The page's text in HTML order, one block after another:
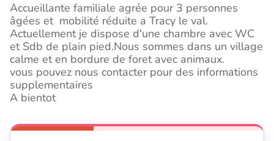
Accueillante familiale agrée pour 3 personnes
âgées et mobilité réduite a Tracy le val.
Actuellement je dispose d'une chambre avec WC
et Sdb de plain pied.Nous sommes dans un village
calme et en bordure de foret avec animaux.
vous pouvez nous contacter pour des informations
supplementaires
A bientot